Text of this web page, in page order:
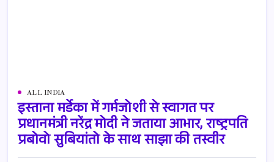
ALL INDIA
इस्ताना मर्डेका में गर्मजोशी से स्वागत पर
प्रधानमंत्री नरेंद्र मोदी ने जताया आभार, राष्ट्रपति
प्रबोवो सुबियांतो के साथ साझा की तस्वीर